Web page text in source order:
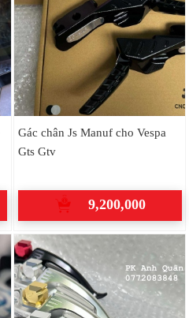
Gác chân Js Manuf cho Vespa
Gts Gtv
9,200,000